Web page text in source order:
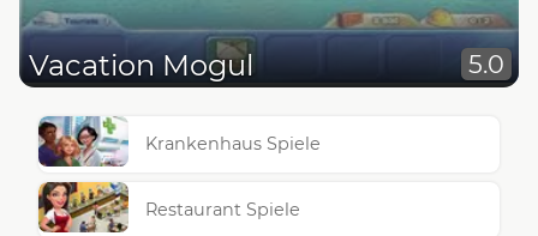
Vacation Mogul 5.0
Krankenhaus Spiele
Restaurant Spiele